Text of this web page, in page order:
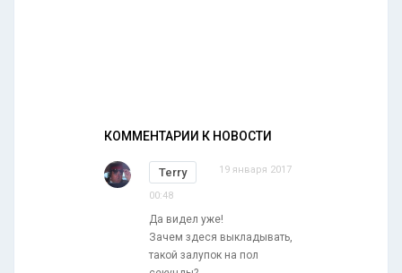
КОММЕНТАРИИ К НОВОСТИ
Terry 19 января 2017
00:48
Да видел уже!
Зачем здеся выкладывать,
такой залупок на пол